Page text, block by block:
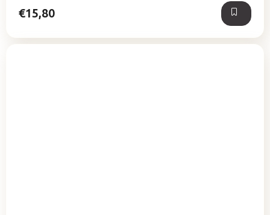
€15,80